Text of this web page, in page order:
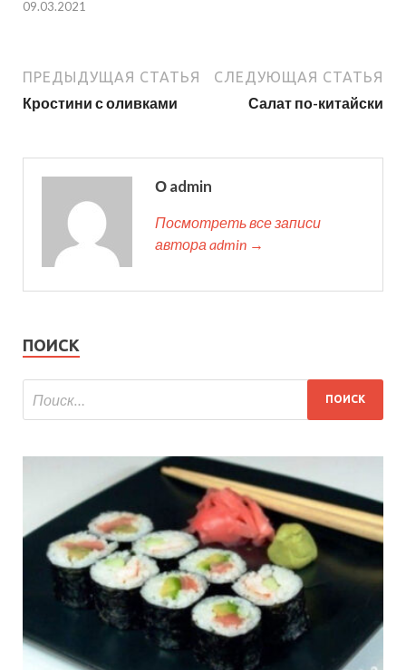
09.03.2021
ПРЕДЫДУЩАЯ СТАТЬЯ
Кростини с оливками
СЛЕДУЮЩАЯ СТАТЬЯ
Салат по-китайски
О admin
Посмотреть все записи
автора admin →
ПОИСК